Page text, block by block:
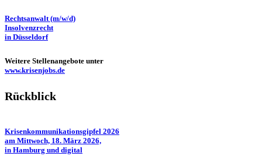
Rechtsanwalt (m/w/d)
Insolvenzrecht
in Düsseldorf
Weitere Stellenangebote unter
www.krisenjobs.de
Rückblick
Krisenkommunikationsgipfel 2026
am Mittwoch, 18. März 2026,
in Hamburg und digital